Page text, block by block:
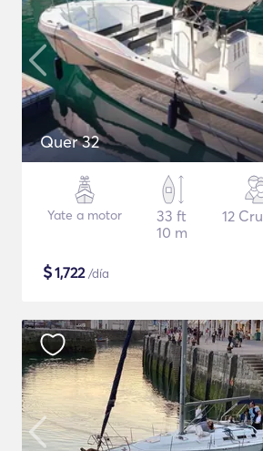
Quer 32
Yate a motor
33 ft
10 m
12
$1,722/día